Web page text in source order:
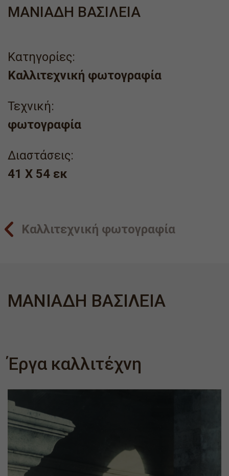
ΜΑΝΙΑΔΗ ΒΑΣΙΛΕΙΑ
Κατηγορίες:
Καλλιτεχνική φωτογραφία
Τεχνική:
φωτογραφία
Διαστάσεις:
41 X 54 εκ
Καλλιτεχνική φωτογραφία
ΜΑΝΙΑΔΗ ΒΑΣΙΛΕΙΑ
Έργα καλλιτέχνη